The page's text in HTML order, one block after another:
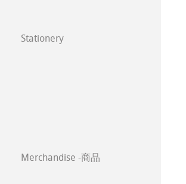
Stationery
Merchandise -商品